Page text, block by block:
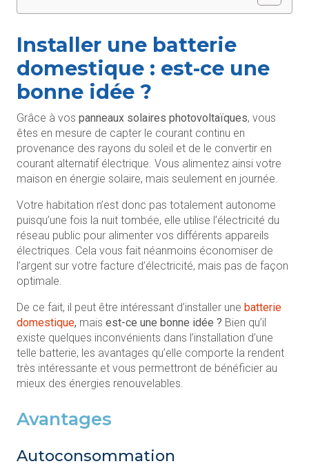
Installer une batterie
domestique : est-ce une
bonne idée ?
Grâce à vos panneaux solaires photovoltaïques, vous
êtes en mesure de capter le courant continu en
provenance des rayons du soleil et de le convertir en
courant alternatif électrique. Vous alimentez ainsi votre
maison en énergie solaire, mais seulement en journée.
Votre habitation n’est donc pas totalement autonome
puisqu’une fois la nuit tombée, elle utilise l’électricité du
réseau public pour alimenter vos différents appareils
électriques. Cela vous fait néanmoins économiser de
l’argent sur votre facture d’électricité, mais pas de façon
optimale.
De ce fait, il peut être intéressant d’installer une batterie
domestique, mais est-ce une bonne idée ? Bien qu’il
existe quelques inconvénients dans l’installation d’une
telle batterie, les avantages qu’elle comporte la rendent
très intéressante et vous permettront de bénéficier au
mieux des énergies renouvelables.
Avantages
Autoconsommation